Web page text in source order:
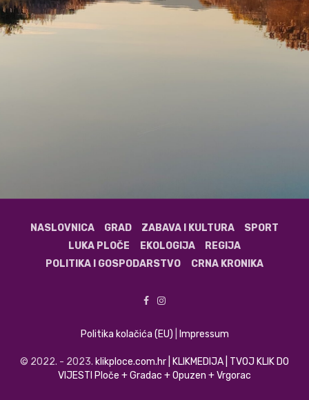
NASLOVNICA GRAD ZABAVA I KULTURA
SPORT
LUKA PLOČE
EKOLOGIJA
REGIJA
POLITIKA I GOSPODARSTVO
CRNA KRONIKA
Politika kolačića (EU) Impressum
© 2022. - 2023. klikploce.com.hr | KLIKMEDIJA | TVOJ KLIK DO
VIJESTI Ploče + Gradac + Opuzen + Vrgorac